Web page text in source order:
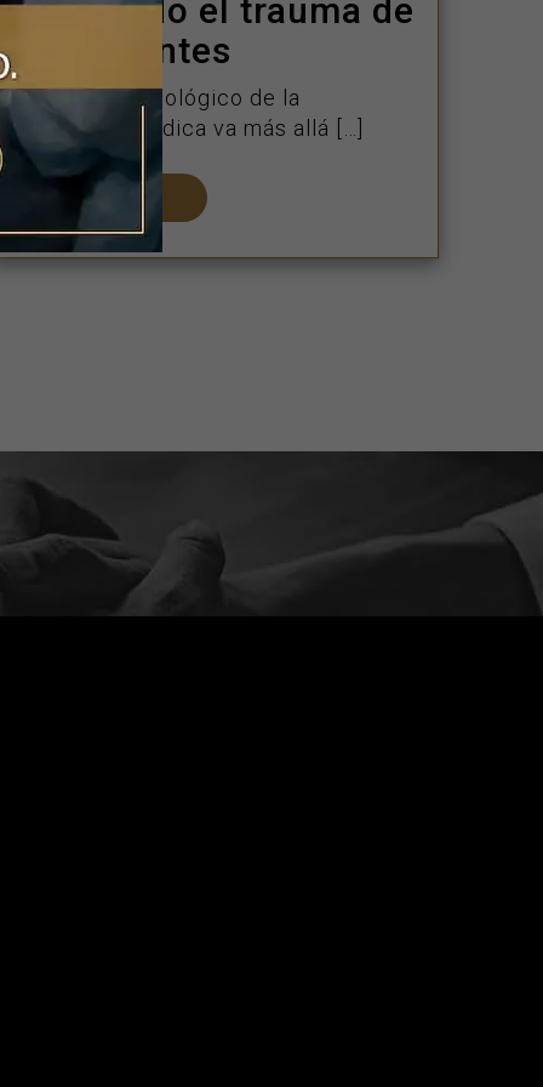
abordando el trauma de
los pacientes
El impacto psicológico de la
negligencia médica va más allá […]
LEER MÁS